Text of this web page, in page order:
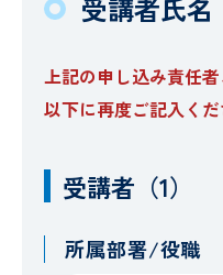
受講者氏名
上記の申し込み責任
以下に再度ご記入くだ
受講者（1）
所属部署/役職